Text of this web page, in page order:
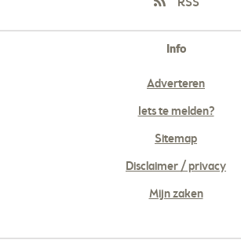
Info
Adverteren
Iets te melden?
Sitemap
Disclaimer / privacy
Mijn zaken